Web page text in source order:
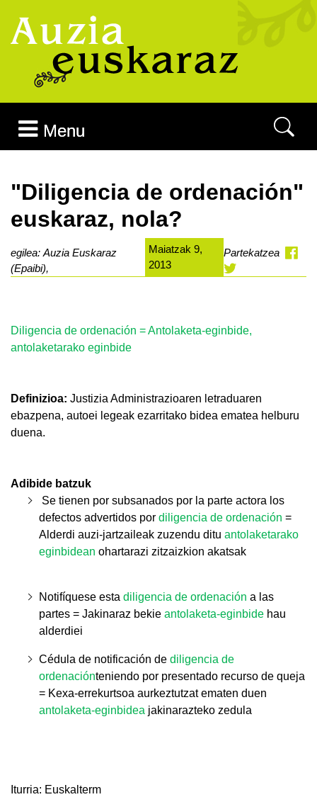
Menu
"Diligencia de ordenación"
euskaraz, nola?
egilea: Auzia Euskaraz
(Epaibi),
Maiatzak 9,
2013
Partekatzea
Diligencia de ordenación = Antolaketa-eginbide,
antolaketarako eginbide
Definizioa: Justizia Administrazioaren letraduaren
ebazpena, autoei legeak ezarritako bidea ematea helburu
duena.
Adibide batzuk
Se tienen por subsanados por la parte actora los
defectos advertidos por diligencia de ordenación =
Alderdi auzi-jartzaileak zuzendu ditu antolaketarako
eginbidean ohartarazi zitzaizkion akatsak
Notifíquese esta diligencia de ordenación a las
partes = Jakinaraz bekie antolaketa-eginbide hau
alderdiei
Cédula de notificación de diligencia de
ordenaciónteniendo por presentado recurso de queja
= Kexa-errekurtsoa aurkeztutzat ematen duen
antolaketa-eginbidea jakinarazteko zedula
Iturria: Euskalterm